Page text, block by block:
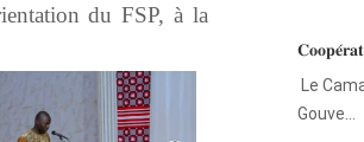
du FSP, à la
‎Le
Gouve…